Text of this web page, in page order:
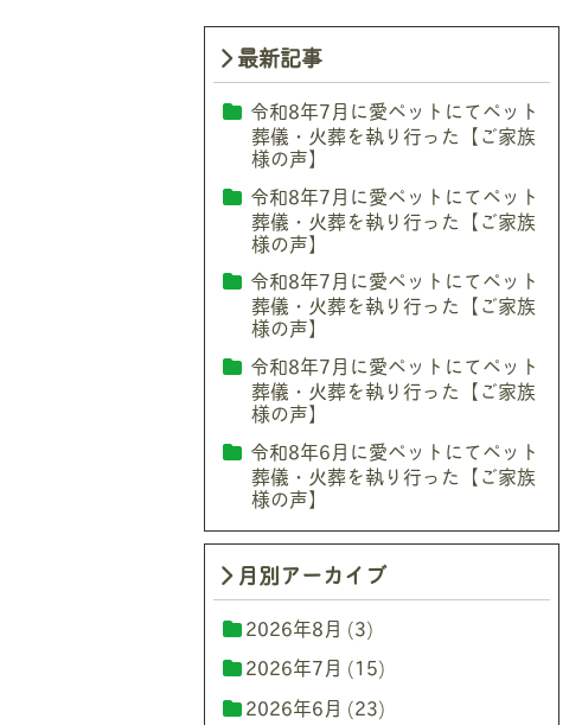
最新記事
令和8年7月に愛ペットにてペット
葬儀・火葬を執り行った【ご家族
様の声】
令和8年7月に愛ペットにてペット
葬儀・火葬を執り行った【ご家族
様の声】
令和8年7月に愛ペットにてペット
葬儀・火葬を執り行った【ご家族
様の声】
令和8年7月に愛ペットにてペット
葬儀・火葬を執り行った【ご家族
様の声】
令和8年6月に愛ペットにてペット
葬儀・火葬を執り行った【ご家族
様の声】
月別アーカイブ
2026年8月 (3)
2026年7月 (15)
2026年6月 (23)